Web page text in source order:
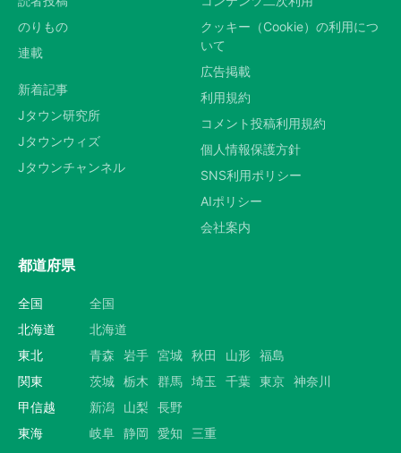
のりもの
連載
新着記事
Jタウン研究所
Jタウンウィズ
Jタウンチャンネル
クッキー（Cookie）の利用につ
いて
広告掲載
利用規約
コメント投稿利用規約
個人情報保護方針
SNS利用ポリシー
AIポリシー
会社案内
都道府県
全国
全国
北海道
北海道
東北
青森 岩手 宮城 秋田 山形 福島
関東
茨城 栃木 群馬 埼玉 千葉 東京 神奈川
甲信越
新潟 山梨
長野
東海
岐阜 静岡 愛知
三重